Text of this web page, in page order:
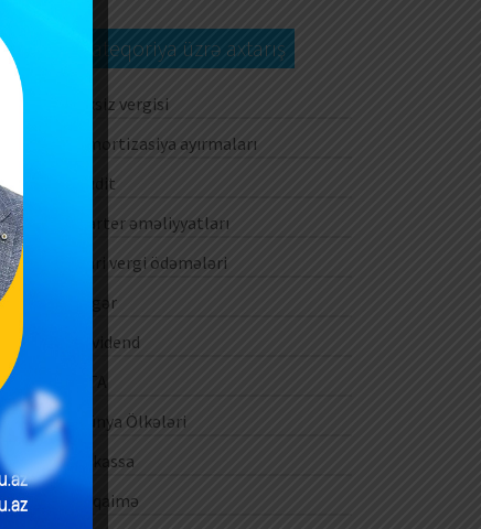
Kateqoriya üzrə axtarış
Aksiz vergisi
Amortizasiya ayırmaları
Audit
Barter əməliyyatları
Cari vergi ödəmələri
Digər
Dividend
Dünya Ölkələri
E-kassa
E-qaimə